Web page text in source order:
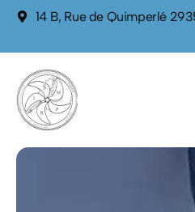
principal14 B, Rue de Quimperlé